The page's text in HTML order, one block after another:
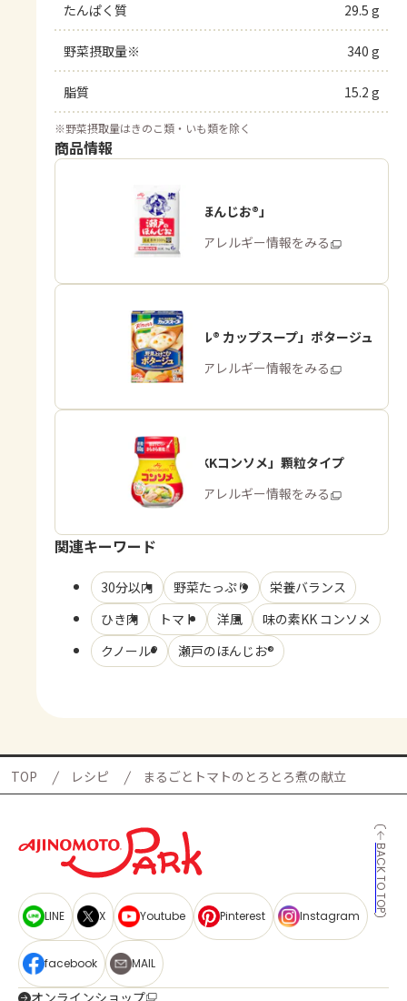
たんぱく質 29.5 g
野菜摂取量※ 340 g
脂質 15.2 g
※野菜摂取量はきのこ類・いも類を除く
商品情報
「瀬戸のほんじお®」
商品・アレルギー情報をみる
「クノール® カップスープ」ポタージュ
商品・アレルギー情報をみる
「味の素KKコンソメ」顆粒タイプ
商品・アレルギー情報をみる
関連キーワード
30分以内 野菜たっぷり
栄養バランス
ひき肉
トマト 洋風
味の素KK コンソメ
クノール®
瀬戸のほんじお®
TOP レシピ まるごとトマトのとろとろ煮の献立
BACK TO TOP
LINE X Youtube Pinterest Instagram
facebook MAIL